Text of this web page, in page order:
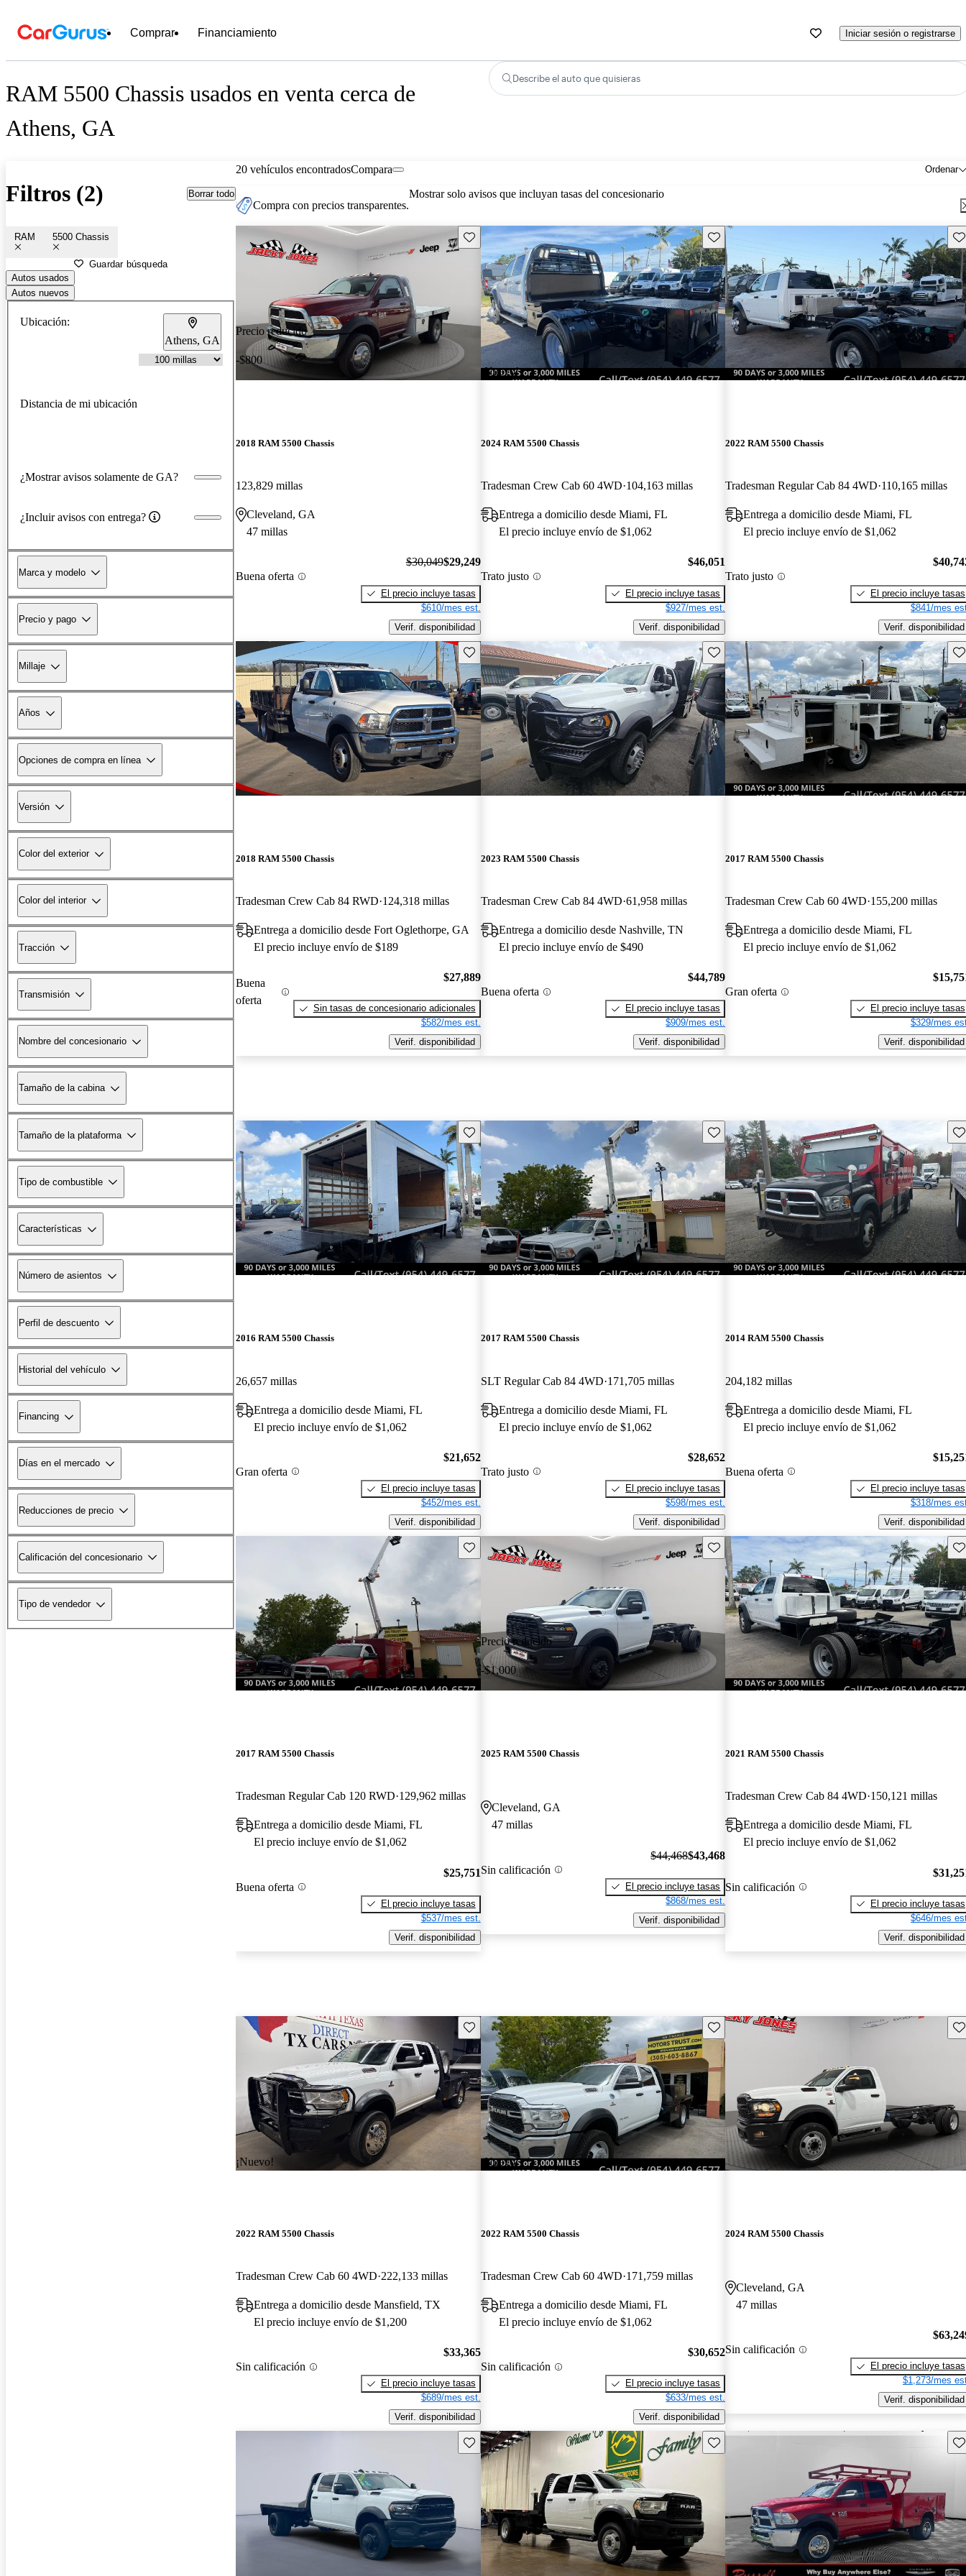
Comprar Financiamiento Iniciar sesión o registrarse
RAM 5500 Chassis usados en venta cerca de
Athens, GA
Describe el auto que quisieras
Filtros (2) Borrar todo
RAM 5500 Chassis
Guardar búsqueda
Autos usados
Autos nuevos
Ubicación:
Athens, GA
Distancia de mi ubicación
¿Mostrar avisos solamente de GA?
¿Incluir avisos con entrega?
Marca y modelo
Precio y pago
Millaje
Años
Opciones de compra en línea
Versión
Color del exterior
Color del interior
Tracción
Transmisión
Nombre del concesionario
Tamaño de la cabina
Tamaño de la plataforma
Tipo de combustible
Características
Número de asientos
Perfil de descuento
Historial del vehículo
Financing
Días en el mercado
Reducciones de precio
Calificación del concesionario
Tipo de vendedor
20 vehículos encontrados Ordenar
Compara
Compra con precios transparentes.
Mostrar solo avisos que incluyan tasas del concesionario
Precio reducido
-$800
Guarda este Aviso
2018 RAM 5500 Chassis
123,829 millas
Cleveland, GA
47 millas
Buena oferta
$30,049$29,249
El precio incluye tasas
$610/mes est.
Verif. disponibilidad
¡Nuevo!
Guarda este Aviso
2024 RAM 5500 Chassis
Tradesman Crew Cab 60 4WD 104,163 millas
Entrega a domicilio desde Miami, FL
El precio incluye envío de $1,062
Trato justo
$46,051
El precio incluye tasas
$927/mes est.
Verif. disponibilidad
2022 RAM 5500 Chassis
Tradesman Regular Cab 84 4WD 110,165 millas
Entrega a domicilio desde Miami, FL
El precio incluye envío de $1,062
Trato justo
El precio incluye tasas
$841/mes
Verif. disponibilidad
Guarda este Aviso
2018 RAM 5500 Chassis
Tradesman Crew Cab 84 RWD 124,318 millas
Entrega a domicilio desde Fort Oglethorpe, GA
El precio incluye envío de $189
Buena
oferta
$27,889
Sin tasas de concesionario adicionales
$582/mes est.
Verif. disponibilidad
Guarda este Aviso
2023 RAM 5500 Chassis
Tradesman Crew Cab 84 4WD 61,958 millas
Entrega a domicilio desde Nashville, TN
El precio incluye envío de $490
Buena oferta
$44,789
El precio incluye tasas
$909/mes est.
Verif. disponibilidad
2017 RAM 5500 Chassis
Tradesman Crew Cab 60 4WD 155,200 millas
Entrega a domicilio desde Miami, FL
El precio incluye envío de $1,062
Gran oferta
El precio incluye tasas
$329/mes
Verif. disponibilidad
Guarda este Aviso
2016 RAM 5500 Chassis
26,657 millas
Entrega a domicilio desde Miami, FL
El precio incluye envío de $1,062
Gran oferta
$21,652
El precio incluye tasas
$452/mes est.
Verif. disponibilidad
Guarda este Aviso
2017 RAM 5500 Chassis
SLT Regular Cab 84 4WD 171,705 millas
Entrega a domicilio desde Miami, FL
El precio incluye envío de $1,062
Trato justo
$28,652
El precio incluye tasas
$598/mes est.
Verif. disponibilidad
2014 RAM 5500 Chassis
204,182 millas
Entrega a domicilio desde Miami, FL
El precio incluye envío de $1,062
Buena oferta
El precio incluye tasas
$318/mes
Verif. disponibilidad
Guarda este Aviso
2017 RAM 5500 Chassis
Tradesman Regular Cab 120 RWD 129,962 millas
Entrega a domicilio desde Miami, FL
El precio incluye envío de $1,062
Buena oferta
$25,751
El precio incluye tasas
$537/mes est.
Verif. disponibilidad
Precio reducido
-$1,000
Guarda este Aviso
2025 RAM 5500 Chassis
Cleveland, GA
47 millas
Sin calificación
$44,468$43,468
El precio incluye tasas
$868/mes est.
Verif. disponibilidad
2021 RAM 5500 Chassis
Tradesman Crew Cab 84 4WD 150,121 millas
Entrega a domicilio desde Miami, FL
El precio incluye envío de $1,062
Sin calificación
El precio incluye tasas
$646/mes
Verif. disponibilidad
¡Nuevo!
Guarda este Aviso
2022 RAM 5500 Chassis
Tradesman Crew Cab 60 4WD 222,133 millas
Entrega a domicilio desde Mansfield, TX
El precio incluye envío de $1,200
Sin calificación
$33,365
El precio incluye tasas
$689/mes est.
Verif. disponibilidad
¡Nuevo!
Guarda este Aviso
2022 RAM 5500 Chassis
Tradesman Crew Cab 60 4WD 171,759 millas
Entrega a domicilio desde Miami, FL
El precio incluye envío de $1,062
Sin calificación
$30,652
El precio incluye tasas
$633/mes est.
Verif. disponibilidad
2024 RAM 5500 Chassis
Cleveland, GA
47 millas
Sin calificación
El precio incluye tasas
$1,273/mes
Verif. disponibilidad
Guarda este Aviso Guarda este Aviso